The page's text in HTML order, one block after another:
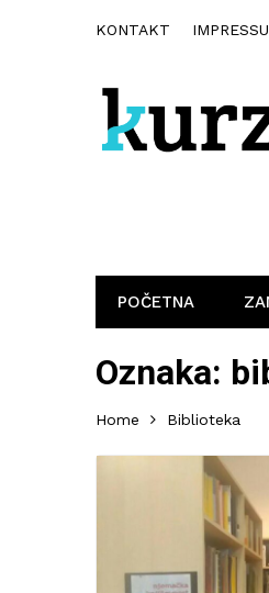
KONTAKT
POČETNA
Oznaka:
Home Biblioteka